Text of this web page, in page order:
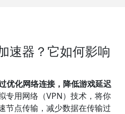
速器？它如何影响
优化网络连接，降低游戏延迟
专用网络（VPN）技术，将你
节点传输，减少数据在传输过